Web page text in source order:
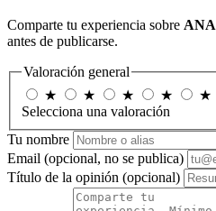
Comparte tu experiencia sobre
antes de publicarse.
Valoración general
★
★ ★ ★
★
Selecciona una valoración
Tu nombre
Email (opcional, no se publica)
Título de la opinión (opcional)